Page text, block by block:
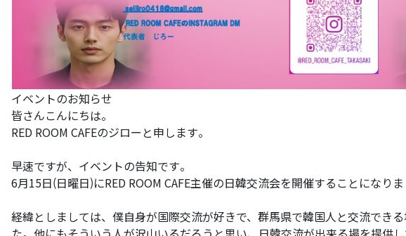
イベントのお知らせ
皆さんこんにちは。
RED ROOM CAFEのジローと申します。
早速ですが、イベントの告知です。
6月15日(日曜日)にRED ROOM CAFE主催の日韓交流会を開催することになりま
経緯としましては、僕自身が国際交流が好きで、群馬県で韓国人と交流でき